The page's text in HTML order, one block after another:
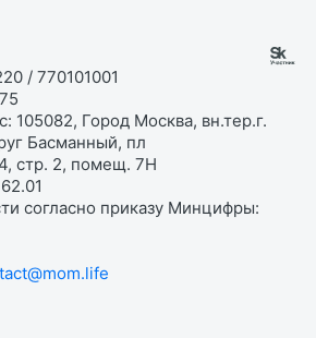
/ 770101001
105082, Город Москва, вн.тер.г.
Басманный, пл
стр. 2, помещ. 7Н
согласно приказу Минцифры: